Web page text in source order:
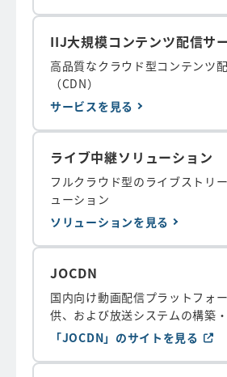
IIJ大規模コンテンツ配信サ
高品質なクラウド型コンテンツ
（CDN）
サービスを見る
ライブ中継ソリューション
フルクラウド型のライブストリ
ューション
ソリューションを見る
JOCDN
国内向け動画配信プラットフォ
供、および放送システムの構築
「JOCDN」のサイトを見る